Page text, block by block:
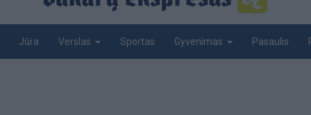
Jūra Verslas Sportas Gyvenimas Pasaulis